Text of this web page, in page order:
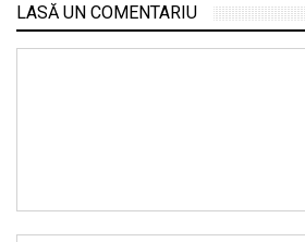
LASĂ UN COMENTARIU